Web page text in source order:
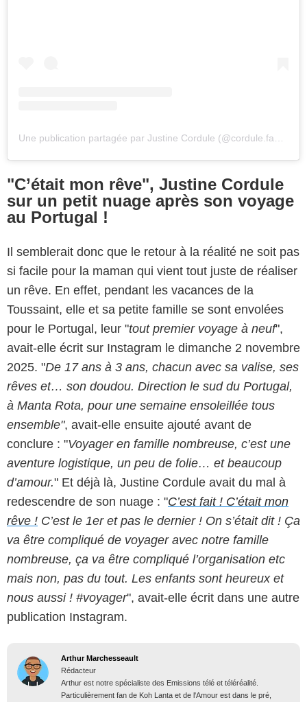
Une publication partagée par Justine Cordule (@cordule.family)
"C’était mon rêve", Justine Cordule
sur un petit nuage après son voyage
au Portugal !
Il semblerait donc que le retour à la réalité ne soit pas
si facile pour la maman qui vient tout juste de réaliser
un rêve. En effet, pendant les vacances de la
Toussaint, elle et sa petite famille se sont envolées
pour le Portugal, leur "tout premier voyage à neuf",
avait-elle écrit sur Instagram le dimanche 2 novembre
2025. "De 17 ans à 3 ans, chacun avec sa valise, ses
rêves et… son doudou. Direction le sud du Portugal,
à Manta Rota, pour une semaine ensoleillée tous
ensemble", avait-elle ensuite ajouté avant de
conclure : "Voyager en famille nombreuse, c’est une
aventure logistique, un peu de folie… et beaucoup
d’amour." Et déjà là, Justine Cordule avait du mal à
redescendre de son nuage : "C’est fait ! C’était mon
rêve ! C’est le 1er et pas le dernier ! On s’était dit ! Ça
va être compliqué de voyager avec notre famille
nombreuse, ça va être compliqué l’organisation etc
mais non, pas du tout. Les enfants sont heureux et
nous aussi ! #voyager", avait-elle écrit dans une autre
publication Instagram.
Arthur Marchesseault
Rédacteur
Arthur est notre spécialiste des Emissions télé et téléréalité.
Particulièrement fan de Koh Lanta et de l'Amour est dans le pré,